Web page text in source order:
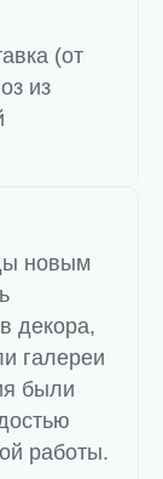
(от
из
новым
декора,
галереи
были
работы.